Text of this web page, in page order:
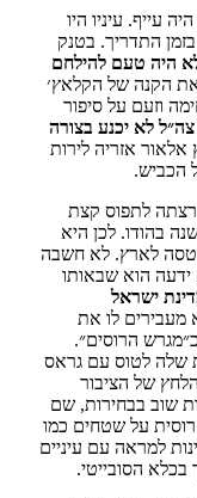
שליט היה עייף. עיניו היו
התדריך. בטנק
היה טעם להילחם
הקנה של הקלאץ׳
וזעם על סיפור
צה״ל לא יכנע בצורה
אלאור אזריה לירות
הכביש.
לתפוס קצת
בהודו. לכן היא
וטסה לארץ. לא חשבה
הוא שבאותו
ישראל
מעבירים לו את
הרוסים״.
שלה לטוס עם גראס
של הציבור
שוב בבחירות, שם
על שטחים כמו
למראה עם עיניים
בכלא הסובייטי.